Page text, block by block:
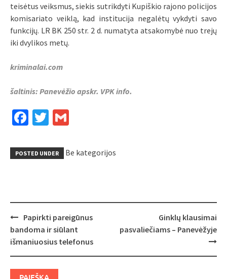
teisėtus veiksmus, siekis sutrikdyti Kupiškio rajono policijos
komisariato veiklą, kad institucija negalėtų vykdyti savo
funkcijų. LR BK 250 str. 2 d. numatyta atsakomybė nuo trejų
iki dvylikos metų.
kriminalai.com
šaltinis: Panevėžio apskr. VPK info.
Facebook
Twitter
POSTED UNDER Be kategorijos
Post
navigation
Papirkti pareigūnus
bandoma ir siūlant
išmaniuosius telefonus
Ginklų klausimai
pasvaliečiams – Panevėžyje
PAIEŠKA